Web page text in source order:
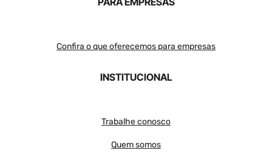
Confira o que oferecemos para empresas
INSTITUCIONAL
Trabalhe conosco
Quem somos